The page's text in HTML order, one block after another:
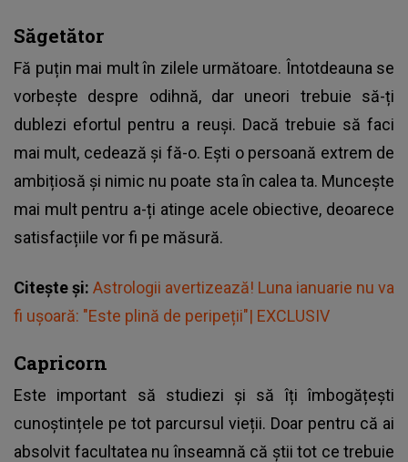
Săgetător
Fă puțin mai mult în zilele următoare. Întotdeauna se
vorbește despre odihnă, dar uneori trebuie să-ți
dublezi efortul pentru a reuși. Dacă trebuie să faci
mai mult, cedează și fă-o. Ești o persoană extrem de
ambițiosă și nimic nu poate sta în calea ta. Muncește
mai mult pentru a-ți atinge acele obiective, deoarece
satisfacțiile vor fi pe măsură.
Citește și: Astrologii avertizează! Luna ianuarie nu va
fi ușoară: "Este plină de peripeții"| EXCLUSIV
Capricorn
Este important să studiezi și să îți îmbogățești
cunoștințele pe tot parcursul vieții. Doar pentru că ai
absolvit facultatea nu înseamnă că știi tot ce trebuie